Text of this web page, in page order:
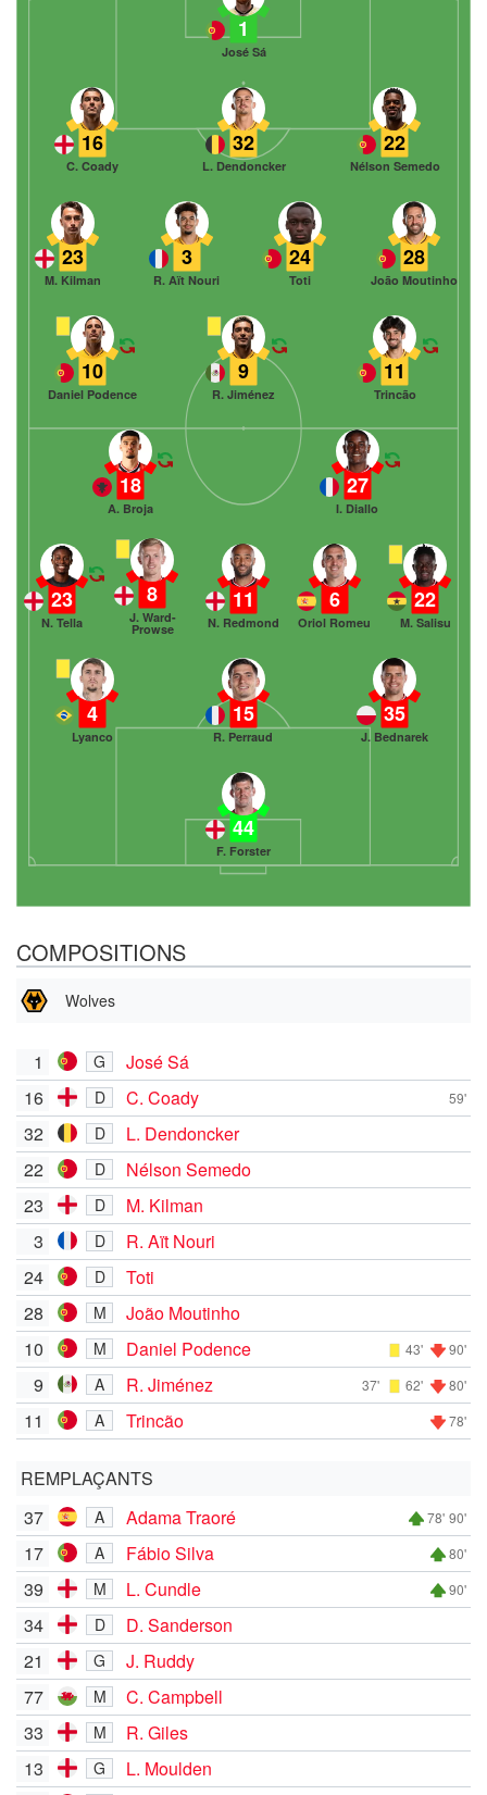
1
José Sá
22
Nélson Semedo
32
L. Dendoncker
16
C. Coady
28
João Moutinho
24
Toti
3
R. Aït Nouri
23
M. Kilman
11
Trincão
9
R. Jiménez
10
Daniel Podence
44
F. Forster
4
Lyanco
15
R. Perraud
35
J. Bednarek
23
N. Tella
8
J. Ward-
Prowse
11
N. Redmond
6
Oriol Romeu
22
M. Salisu
18
A. Broja
27
I. Diallo
COMPOSITIONS
Wolves
1 G
José Sá
16
D C. Coady 59'
32 D
L. Dendoncker
22
D
Nélson Semedo
23
D
M. Kilman
3
D
R. Aït Nouri
24
D
Toti
28
M
João Moutinho
10
M Daniel Podence 43' 90'
9 A R. Jiménez 37' 62' 80'
11 A Trincão 78'
REMPLAÇANTS
37
A Adama Traoré 78' 90'
17 A Fábio Silva 80'
39 M L. Cundle 90'
34 D
D. Sanderson
21
G
J. Ruddy
77
M
C. Campbell
33
M
R. Giles
13
G
L. Moulden